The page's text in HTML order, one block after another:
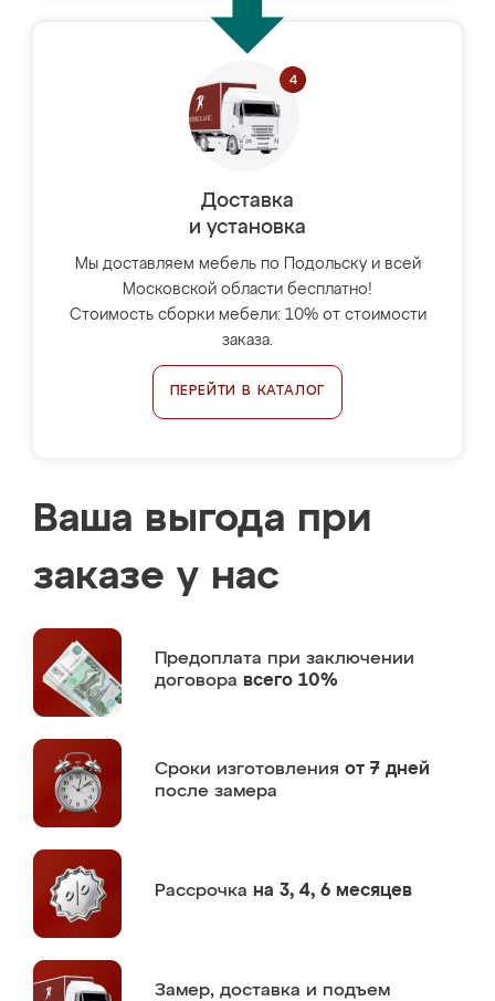
Доставка
и установка
Мы доставляем мебель по Подольску и всей
Московской области бесплатно!
Стоимость сборки мебели: 10% от стоимости
заказа.
ПЕРЕЙТИ В КАТАЛОГ
Ваша выгода при
заказе у нас
Предоплата при заключении
договора всего 10%
Сроки изготовления от 7 дней
после замера
Рассрочка на 3, 4, 6 месяцев
Замер, доставка и подъем